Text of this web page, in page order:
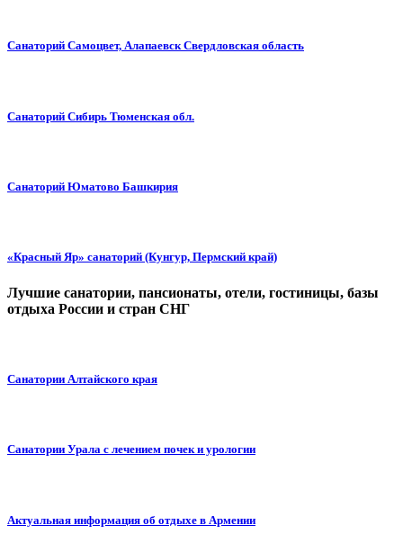
Санаторий Самоцвет, Алапаевск Свердловская область
Санаторий Сибирь Тюменская обл.
Санаторий Юматово Башкирия
«Красный Яр» санаторий (Кунгур, Пермский край)
Лучшие санатории, пансионаты, отели, гостиницы, базы
отдыха России и стран СНГ
Санатории Алтайского края
Санатории Урала с лечением почек и урологии
Актуальная информация об отдыхе в Армении